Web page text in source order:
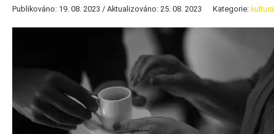
Publikováno: 19. 08. 2023 / Aktualizováno: 25. 08. 2023 Kategorie: kultura